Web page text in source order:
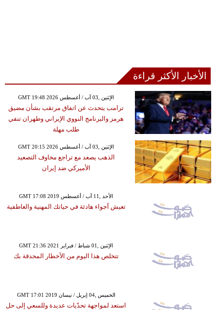
الأخبار الأكثر قراءة
GMT 19:48 2026 الإثنين ,03 آب / أغسطس
ترامب يتحدث عن اتفاق مرتقب بشأن مضيق
هرمز والبرنامج النووي الإيراني وطهران تنفي
طلب مهلة
GMT 20:15 2026 الإثنين ,03 آب / أغسطس
الذهب يصعد مع تراجع مخاوف التصعيد
الأميركي ضد إيران
GMT 17:08 2019 الأحد ,11 آب / أغسطس
تعيش أجواء هادئة في حياتك المهنية والعاطفية
GMT 21:36 2021 الإثنين ,01 شباط / فبراير
تتخلص هذا اليوم من الأخطار المحدقة بك
GMT 17:01 2019 الخميس ,04 إبريل / نيسان
استعد لمواجهة تحدّيات عديدة وللسعي إلى حل